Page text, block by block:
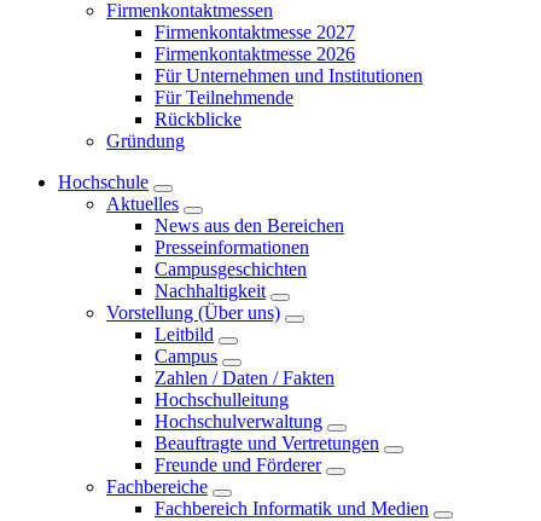
Firmenkontaktmessen
Firmenkontaktmesse 2027
Firmenkontaktmesse 2026
Für Unternehmen und Institutionen
Für Teilnehmende
Rückblicke
Gründung
Hochschule
Aktuelles
News aus den Bereichen
Presseinformationen
Campusgeschichten
Nachhaltigkeit
Vorstellung (Über uns)
Leitbild
Campus
Zahlen / Daten / Fakten
Hochschulleitung
Hochschulverwaltung
Beauftragte und Vertretungen
Freunde und Förderer
Fachbereiche
Fachbereich Informatik und Medien